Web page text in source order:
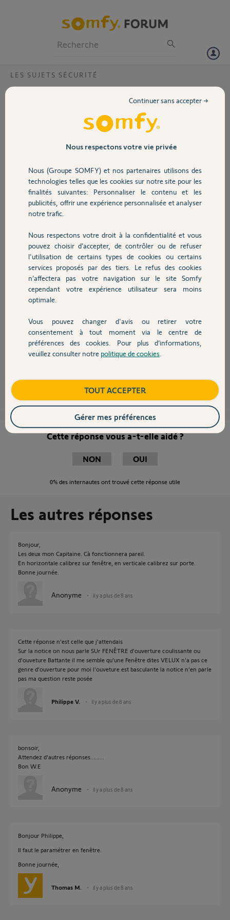
Volet
Sécurité
Domotique
Chauffage
Autres produits
Devis avec un pro
Contact
LES SUJETS SÉCURITÉ
One + (intelliTAG) + velux
Peut on installer des intelliTAG avec mon alarme sur des fenêtres dits
Si oui comment les installer (position verticale ou horizontale ?
Philippe V.
Participer au fil de discussion
Bonsoir,
Un Velux, "nom propre devenu commun" n'est pas une fenêtre mais une
lucarne !
Je vous ai répondu plus haut, mais semble t-il ma réponse n'a pas obtenu
Celle de Thomas encore moins.
Alors...? Vous dites, merci de me répondre ! C'est ce qu'on fait !
Considérez qu'un "Velux" n'est rien d'autre qu'une fenêtre oscillo-
battante, donc je maintien, position horizontale.
Bonne soirée.
Anonyme il y a plus de 8 ans
Cette réponse vous a-t-elle aidé ?
NON OUI
0% des internautes ont trouvé cette réponse utile
Les autres réponses
Bonjour,
Les deux mon Capitaine. Cà fonctionnera pareil.
En horizontale calibrez sur fenêtre, en verticale calibrez sur porte.
Bonne journée.
Anonyme il y a plus de 8 ans
Cette réponse n’est celle que j’attendais
Sur la notice on nous parle SUr FENÊTRE d’ouverture coulissante ou
d’ouveture Battante il me semble qu’une Fenêtre dites VELUX n’a pas ce
genre d’ouverture pour moi l’ouveture est basculante la notice n’en parle
pas ma question reste posée
Philippe V. il y a plus de 8 ans
bonsoir,
Attendez d'autres réponses.........
Bon W.E
Anonyme il y a plus de 8 ans
Bonjour Philippe,
Il faut le paramétrer en fenêtre.
Bonne journée,
Thomas M. il y a plus de 8 ans
Nous respectons votre vie privée
Nous (Groupe SOMFY) et nos partenaires utilisons des
technologies telles que les cookies sur notre site pour les
finalités suivantes: Personnaliser le contenu et les
publicités, offrir une expérience personnalisée et analyser
notre trafic.
Nous respectons votre droit à la confidentialité et vous
pouvez choisir d’accepter, de contrôler ou de refuser
l'utilisation de certains types de cookies ou certains
services proposés par des tiers. Le refus des cookies
n’affectera pas votre navigation sur le site Somfy
cependant votre expérience utilisateur sera moins
optimale.
Vous pouvez changer d'avis ou retirer votre
consentement à tout moment via le centre de
préférences des cookies. Pour plus d’informations,
veuillez consulter notre politique de cookies
Continuer sans accepter →
TOUT ACCEPTER
Gérer mes préférences